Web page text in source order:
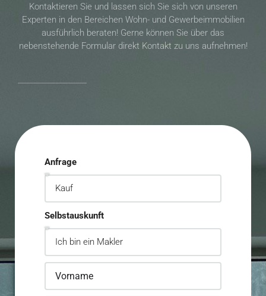
Kontaktieren Sie und lassen sich Sie sich von unseren
Experten in den Bereichen Wohn- und Gewerbeimmobilien
ausführlich beraten! Gerne können Sie über das
nebenstehende Formular direkt Kontakt zu uns aufnehmen!
Anfrage
Selbstauskunft